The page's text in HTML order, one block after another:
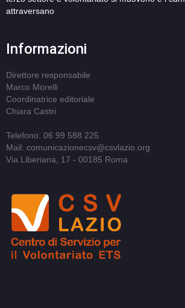
attraversano
Informazioni
Direttore responsabile
Marco Morelli
Coordinatrice editoriale
Chiara Castri
Telefono: 06 99 588 225
Mail: comunicazionecsv@csvlazio.org
Via Liberiana, 17 - 00185 Roma